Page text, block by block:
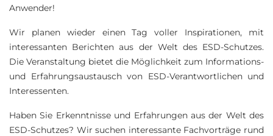
Anwender!
Wir planen wieder einen Tag voller Inspirationen, mit
interessanten Berichten aus der Welt des ESD-Schutzes.
Die Veranstaltung bietet die Möglichkeit zum Informations-
und Erfahrungsaustausch von ESD-Verantwortlichen und
Interessenten.
Haben Sie Erkenntnisse und Erfahrungen aus der Welt des
ESD-Schutzes? Wir suchen interessante Fachvorträge rund